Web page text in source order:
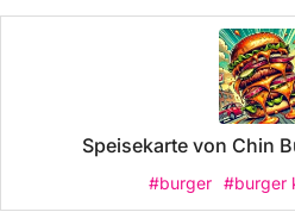
Speisekarte von Chin
#burger #burger